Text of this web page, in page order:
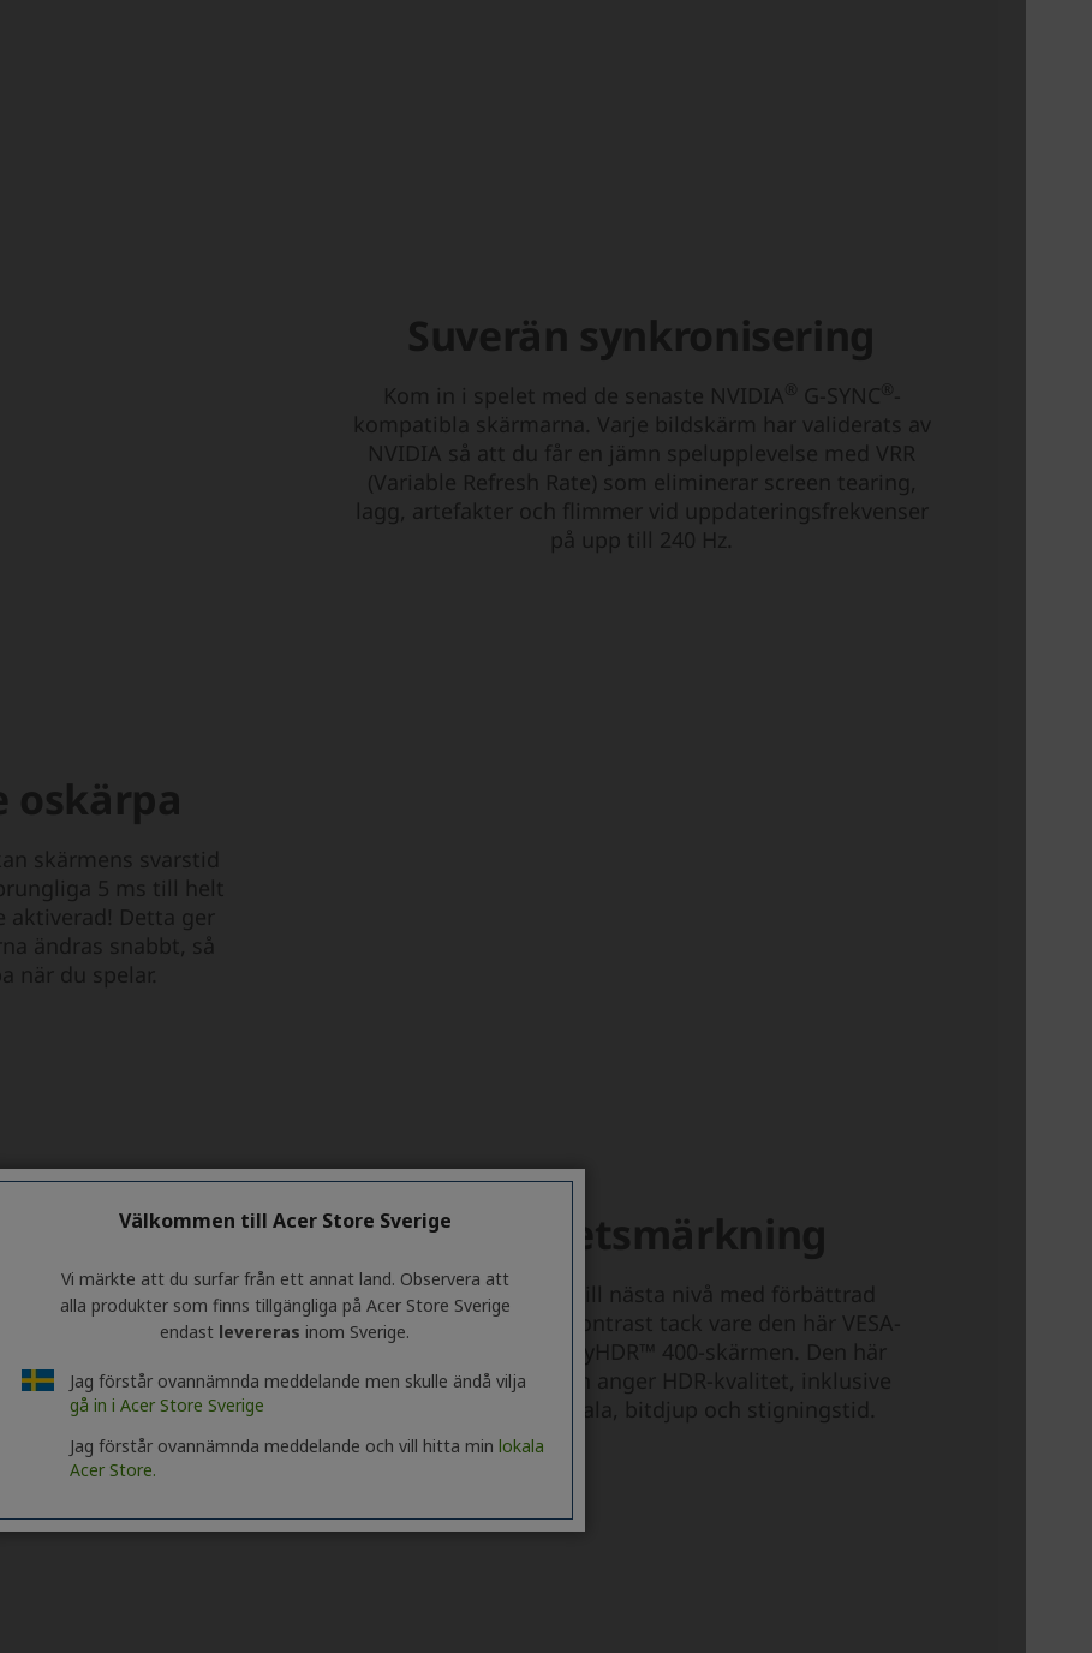
Välkommen till Acer Store Sverige
Vi märkte att du surfar från ett annat land. Observera att
alla produkter som finns tillgängliga på Acer Store Sverige
endast levereras inom Sverige.
Jag förstår ovannämnda meddelande men skulle ändå vilja
gå in i Acer Store Sverige
Jag förstår ovannämnda meddelande och vill hitta min lokala
Acer Store.